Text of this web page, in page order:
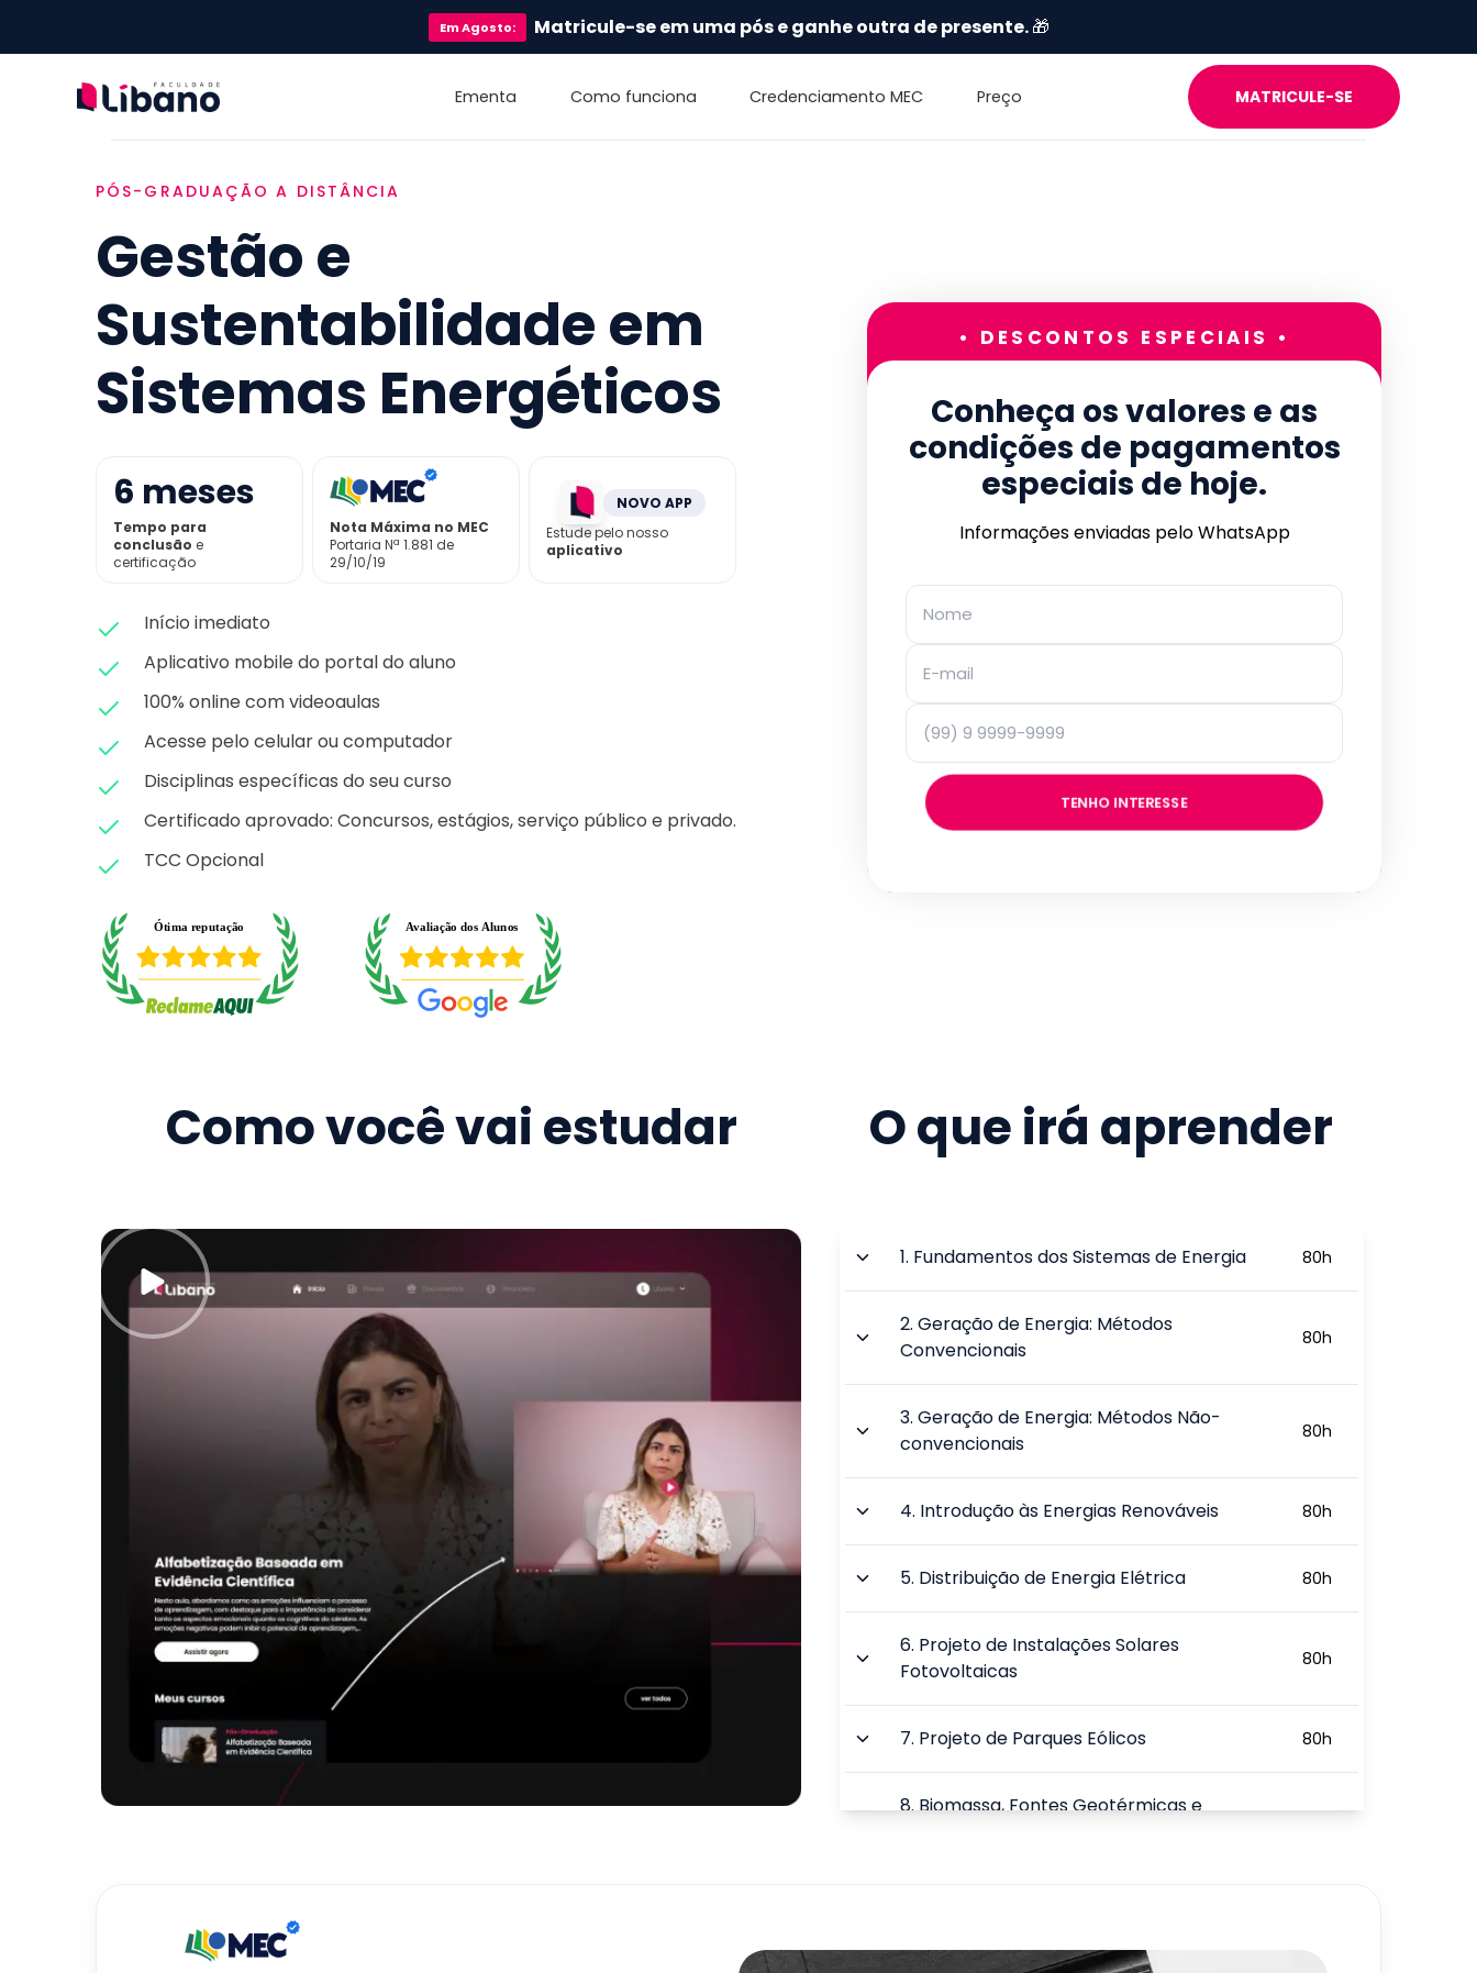
EmAgosto: Matricule-se em uma pós e ganhe outra de presente.🎁
Ementa Como funciona Credenciamento MEC Preço MATRICULE-SE
PÓS-GRADUAÇÃO A DISTÂNCIA
Gestão e
Sustentabilidade em
Sistemas Energéticos
6 meses
Tempo para
conclusão e
certificação
Nota Máxima no MEC
Portaria Nª 1.881 de
29/10/19
NOVO APP
Estude pelo nosso
aplicativo
Início imediato
Aplicativo mobile do portal do aluno
100% online com videoaulas
Acesse pelo celular ou computador
Disciplinas específicas do seu curso
Certificado aprovado: Concursos, estágios, serviço público e privado.
TCC Opcional
• DESCONTOS ESPECIAIS •
Conheça os valores e as
condições de pagamentos
especiais de hoje.
Informações enviadas pelo WhatsApp
TENHO INTERESSE
Como você vai estudar O que irá aprender
1. Fundamentos dos Sistemas de Energia 80h
2.Geração de Energia: Métodos
Convencionais
80h
3.Geração de Energia: Métodos Não-
convencionais
80h
4. Introdução às Energias Renováveis 80h
5. Distribuição de Energia Elétrica 80h
6. Projeto de Instalações Solares
Fotovoltaicas
80h
7. Projeto de Parques Eólicos 80h
8.Biomassa, Fontes Geotérmicas e
80h
TOTAL: